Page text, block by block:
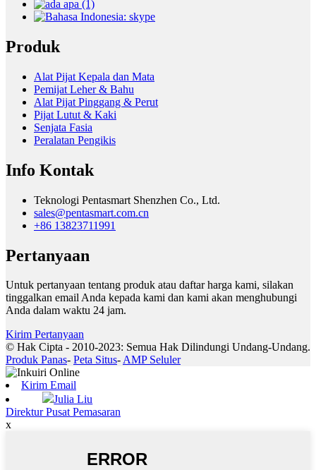
Produk
Alat Pijat Kepala dan Mata
Pemijat Leher & Bahu
Alat Pijat Pinggang & Perut
Pijat Lutut & Kaki
Senjata Fasia
Peralatan Pengikis
Info Kontak
Teknologi Pentasmart Shenzhen Co., Ltd.
sales@pentasmart.com.cn
+86 13823711991
Pertanyaan
Untuk pertanyaan tentang produk atau daftar harga kami, silakan
tinggalkan email Anda kepada kami dan kami akan menghubungi
Anda dalam waktu 24 jam.
Kirim Pertanyaan
© Hak Cipta - 2010-2023: Semua Hak Dilindungi Undang-Undang.
Produk Panas- Peta Situs-AMP Seluler
Kirim Email
Julia Liu
Direktur Pusat Pemasaran
x